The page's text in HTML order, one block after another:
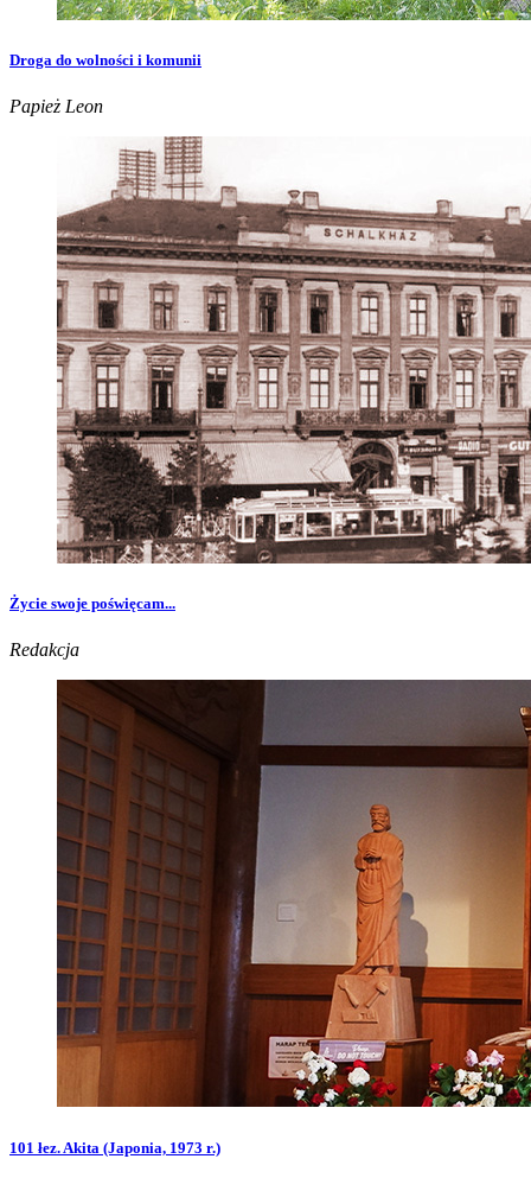
Droga do wolności i komunii
Papież Leon
Życie swoje poświęcam...
Redakcja
101 łez. Akita (Japonia, 1973 r.)